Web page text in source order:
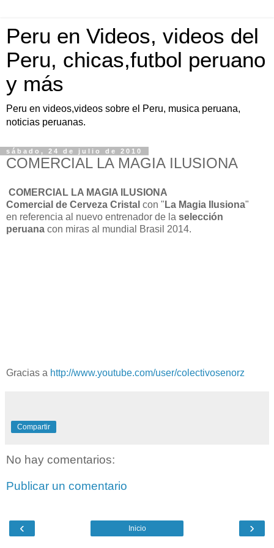
Peru en Videos, videos del
Peru, chicas,futbol peruano
y más
Peru en videos,videos sobre el Peru, musica peruana,
noticias peruanas.
sábado, 24 de julio de 2010
COMERCIAL LA MAGIA ILUSIONA
COMERCIAL LA MAGIA ILUSIONA
Comercial de Cerveza Cristal con " La Magia Ilusiona"
en referencia al nuevo entrenador de la selección
peruana con miras al mundial Brasil 2014.
Gracias a http://www.youtube.com/user/colectivosenorz
Compartir
No hay comentarios:
Publicar un comentario
‹ ›
Inicio